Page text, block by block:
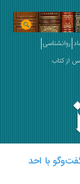
با احد